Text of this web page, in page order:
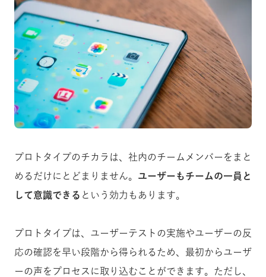
プロトタイプのチカラは、社内のチームメンバーをまと
めるだけにとどまりません。 ユーザーもチームの一員と
して意識できる という効力もあります。
プロトタイプは、ユーザーテストの実施やユーザーの反
応の確認を早い段階から得られるため、最初からユーザ
ーの声をプロセスに取り込むことができます。ただし、